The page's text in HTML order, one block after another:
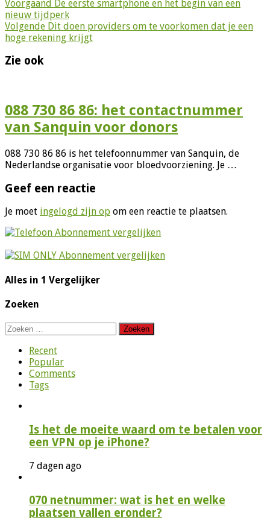
Voorgaand De eerste smartphone en het begin van een
nieuw tijdperk
Volgende Dit doen providers om te voorkomen dat je een
hoge rekening krijgt
Zie ook
088 730 86 86: het contactnummer
van Sanquin voor donors
088 730 86 86 is het telefoonnummer van Sanquin, de
Nederlandse organisatie voor bloedvoorziening. Je …
Geef een reactie
Je moet ingelogd zijn op om een reactie te plaatsen.
Alles in 1 Vergelijker
Zoeken
Zoeken
Recent
Popular
Comments
Tags
Is het de moeite waard om te betalen voor
een VPN op je iPhone?
7 dagen ago
070 netnummer: wat is het en welke
plaatsen vallen eronder?